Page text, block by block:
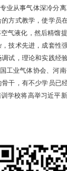
业从事气体深冷分
方式教学，使学员
气液化，然后精馏
技术先进，成套性
试，理论和实践经
工业气体协会、河
干，有不少学员已
学校将高举习近平